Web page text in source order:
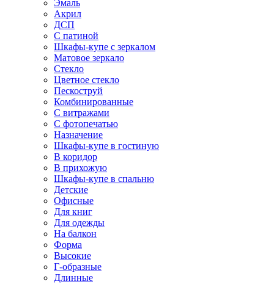
Эмаль
Акрил
ДСП
С патиной
Шкафы-купе с зеркалом
Матовое зеркало
Стекло
Цветное стекло
Пескоструй
Комбинированные
С витражами
С фотопечатью
Назначение
Шкафы-купе в гостиную
В коридор
В прихожую
Шкафы-купе в спальню
Детские
Офисные
Для книг
Для одежды
На балкон
Форма
Высокие
Г-образные
Длинные